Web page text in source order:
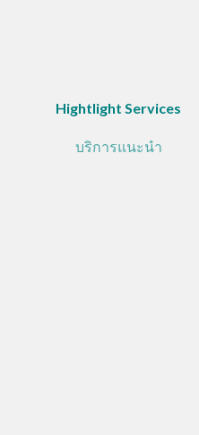
Hightlight Services
บริการแนะนำ